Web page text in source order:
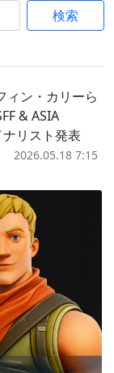
検索
ィン・カリーら
& ASIA
リスト発表
2026.05.18 7:15